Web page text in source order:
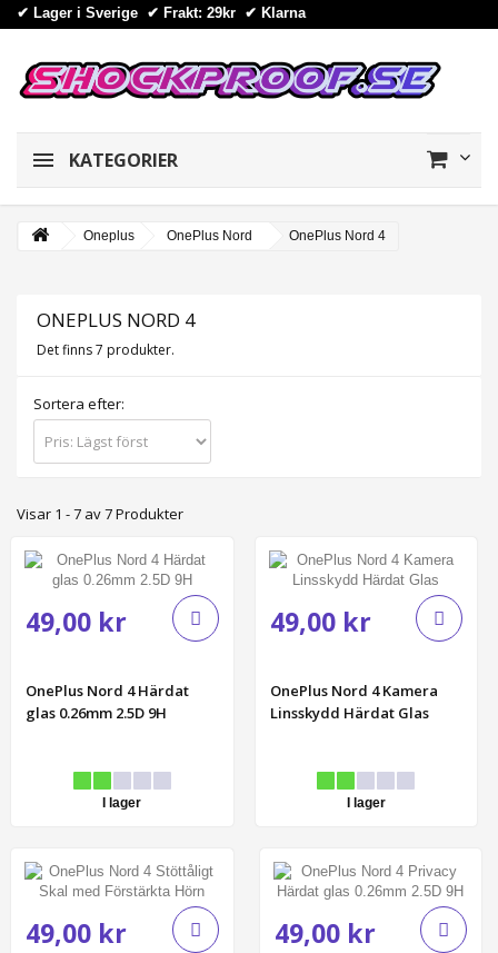
✔ Lager i Sverige ✔ Frakt: 29kr ✔ Klarna
KATEGORIER
Oneplus OnePlus Nord OnePlus Nord 4
ONEPLUS NORD 4
Det finns 7 produkter.
Sortera efter:
Visar 1 - 7 av 7 Produkter
49,00 kr
OnePlus Nord 4 Härdat
glas 0.26mm 2.5D 9H
I lager
49,00 kr
OnePlus Nord 4 Kamera
Linsskydd Härdat Glas
I lager
49,00 kr 49,00 kr